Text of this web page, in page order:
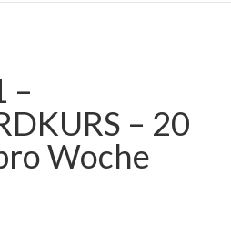
–
– 20
Woche